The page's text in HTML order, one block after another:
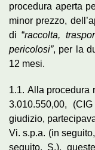
procedura aperta
minor prezzo,
di “raccolta,
pericolosi”, per la
12 mesi.
1.1. Alla procedura
3.010.550,00,
giudizio,
Vi. s.p.a. (in
seguito, S.),